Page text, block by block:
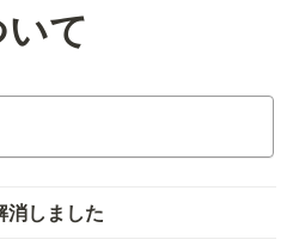
て
消しました